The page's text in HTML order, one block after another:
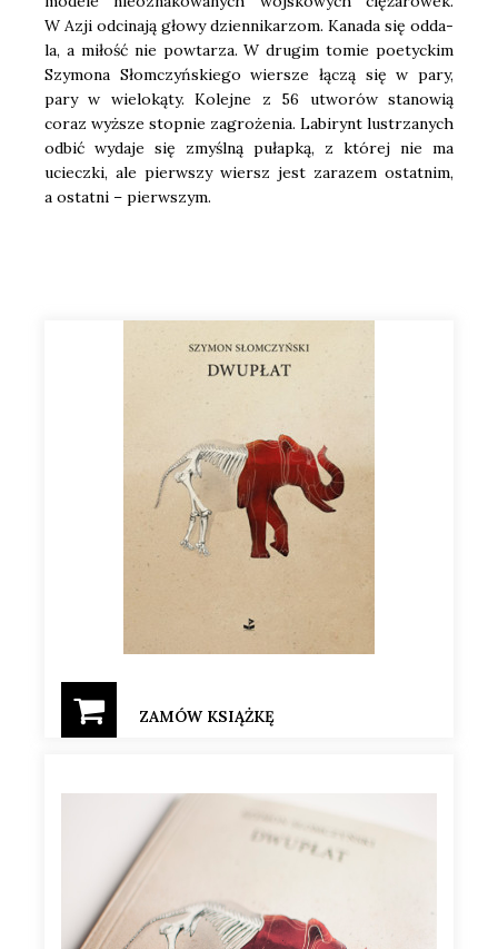
W Azji odci­na­ją gło­wy dzien­ni­ka­rzom. Kana­da się odda­
la, a miłość nie powta­rza. W dru­gim tomie poetyc­kim
Szy­mo­na Słom­czyń­skie­go wier­sze łączą się w pary,
pary w wie­lo­ką­ty. Kolej­ne z 56 utwo­rów sta­no­wią
coraz wyż­sze stop­nie zagro­że­nia. Labi­rynt lustrza­nych
odbić wyda­je się zmyśl­ną pułap­ką, z któ­rej nie ma
uciecz­ki, ale pierw­szy wiersz jest zara­zem ostat­nim,
a ostat­ni – pierw­szym.
ZAMÓW KSIĄŻKĘ